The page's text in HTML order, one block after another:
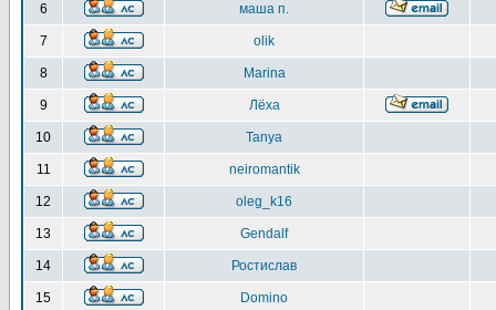
6 маша п.
7 olik
8 Marina
9 Лёха
10 Tanya
11 neiromantik
12 oleg_k16
13 Gendalf
14 Ростислав
15 Domino